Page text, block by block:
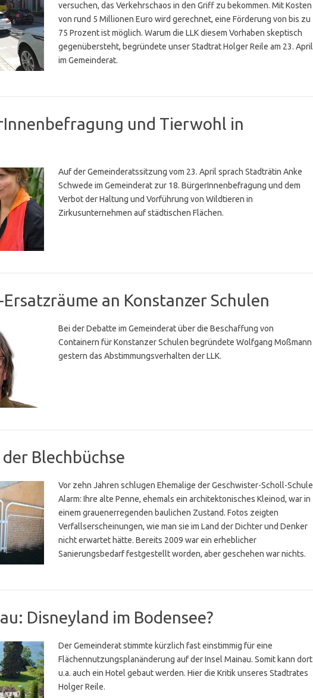
versuchen, das Verkehrschaos in den Griff zu bekommen. Mit Kosten
von rund 5 Millionen Euro wird gerechnet, eine Förderung von bis zu
75 Prozent ist möglich. Warum die LLK diesem Vorhaben skeptisch
gegenübersteht, begründete unser Stadtrat Holger Reile am 23. April
im Gemeinderat.
und Tierwohl in
Auf der Gemeinderatssitzung vom 23. April sprach Stadträtin Anke
Schwede im Gemeinderat zur 18. BürgerInnenbefragung und dem
Verbot der Haltung und Vorführung von Wildtieren in
Zirkusunternehmen auf städtischen Flächen.
an Konstanzer Schulen
Bei der Debatte im Gemeinderat über die Beschaffung von
Containern für Konstanzer Schulen begründete Wolfgang Moßmann
gestern das Abstimmungsverhalten der LLK.
Blechbüchse
Vor zehn Jahren schlugen Ehemalige der Geschwister-Scholl-Schule
Alarm: Ihre alte Penne, ehemals ein architektonisches Kleinod, war in
einem grauenerregenden baulichen Zustand. Fotos zeigten
Verfallserscheinungen, wie man sie im Land der Dichter und Denker
nicht erwartet hätte. Bereits 2009 war ein erheblicher
Sanierungsbedarf festgestellt worden, aber geschehen war nichts.
Disneyland im Bodensee?
Der Gemeinderat stimmte kürzlich fast einstimmig für eine
Flächennutzungsplanänderung auf der Insel Mainau. Somit kann dort
u.a. auch ein Hotel gebaut werden. Hier die Kritik unseres Stadtrates
Holger Reile.